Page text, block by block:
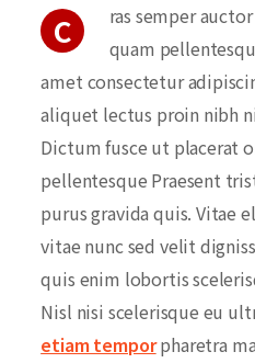
C
ras semper
quam
amet consectetur
aliquet lectus proin nibh
Dictum fusce ut placerat
pellentesque Praesent
purus gravida quis. Vitae
vitae nunc sed velit
quis enim lobortis
Nisl nisi scelerisque eu
etiam temporpharetra